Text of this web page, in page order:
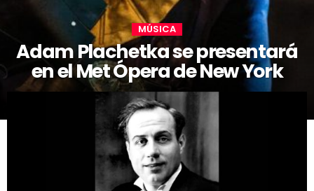
MÚSICA
Adam Plachetka se presentará
en el Met Ópera de New York